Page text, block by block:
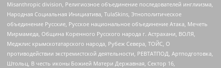
Misanthropic division, Религиозное объединение последователей инглиизма,
Народная Социальная Инициатива, TulaSkins, Этнополитическое
объединение Русские, Русское национальное объединение Атака, Мечеть
Мирмамеда, Община Коренного Русского народа г. Астрахани, ВОЛЯ,
Меджлис крымскотатарского народа, Рубеж Севера, ТОЙС, О
противодействии экстремистской деятельности, РЕВТАТПОД, Артподготовка,
Штольц, В честь иконы Божией Матери Державная, Сектор 16,